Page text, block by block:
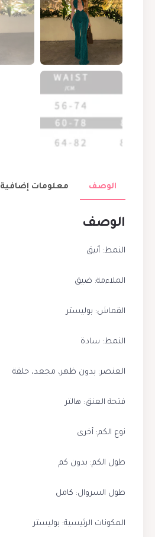
الوصف معلومات إضافية
الوصف
النمط: أنيق
الملاءمة: ضيق
القماش: بوليستر
النمط: سادة
العنصر: بدون ظهر، مجعد، حلقة
فتحة العنق: هالتر
نوع الكم: أخرى
طول الكم: بدون كم
طول السروال: كامل
المكونات الرئيسية: بوليستر